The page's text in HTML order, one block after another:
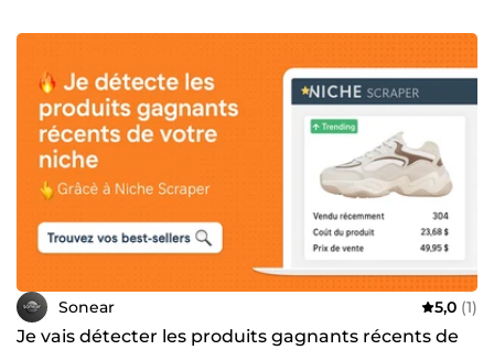
Sonear 5,0 (1)
Je vais détecter les produits gagnants récents de